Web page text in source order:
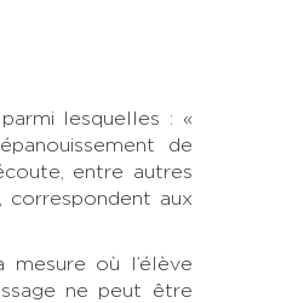
lesquelles : «
de
entre autres
correspondent aux
où l’élève
ne peut être